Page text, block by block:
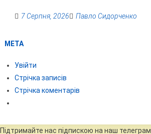
7 Серпня, 2026 Павло Сидорченко
МЕТА
Увійти
Стрічка записів
Стрічка коментарів
Підтримайте нас підпискою на наш телеграм